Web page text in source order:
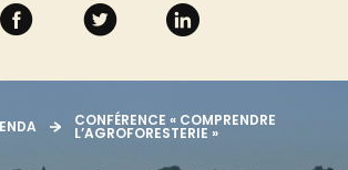
CONFÉRENCE « COMPRENDRE
L’AGROFORESTERIE »